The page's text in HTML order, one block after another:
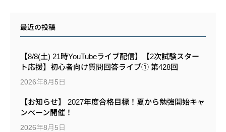
最近の投稿
【8/8(土) 21時YouTubeライブ配信】【2次試験スター
ト応援】初心者向け質問回答ライブ① 第428回
2026年8月5日
【お知らせ】 2027年度合格目標！夏から勉強開始キャ
ンペーン開催！
2026年8月5日